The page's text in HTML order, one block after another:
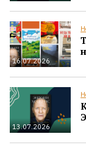
16.07.2026
13.07.2026